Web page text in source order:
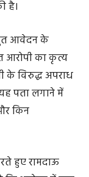
हुई है। उन्होंने
करने तथा उनके
है।
आवेदन के
का कृत्य
विरुद्ध अपराध
पता लगाने में
किन